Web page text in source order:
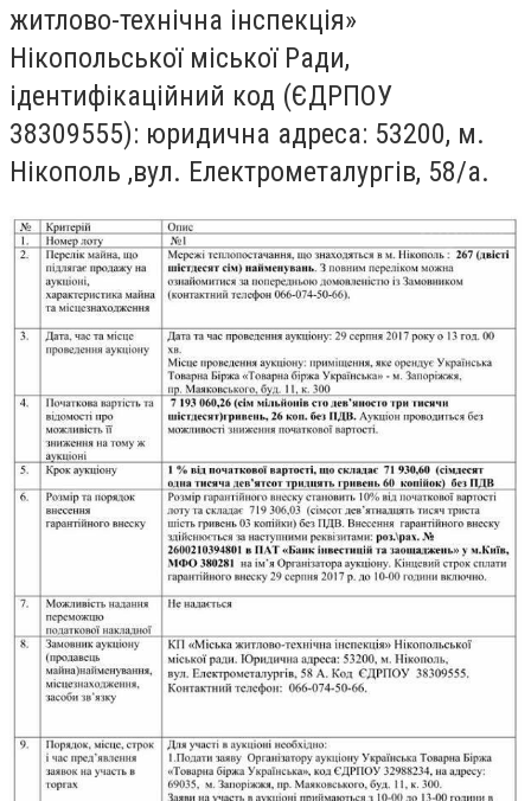
житлово-технічна інспекція»
Нікопольської міської Ради,
ідентифікаційний код (ЄДРПОУ
38309555): юридична адреса: 53200, м.
Нікополь ,вул. Електрометалургів, 58/а.